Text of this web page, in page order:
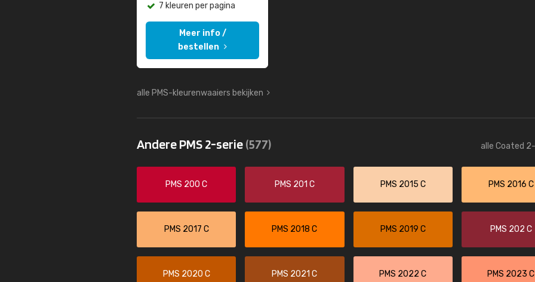
7 kleuren per pagina
Meer info /
bestellen
alle PMS-kleurenwaaiers bekijken
Andere PMS 2-serie(577) alle Coated
PMS 200 C PMS 201 C PMS 2015 C PMS 2016 C
PMS 2017 C PMS 2018 C PMS 2019 C PMS 202 C
PMS 2020 C PMS 2021 C PMS 2022 C PMS 2023 C